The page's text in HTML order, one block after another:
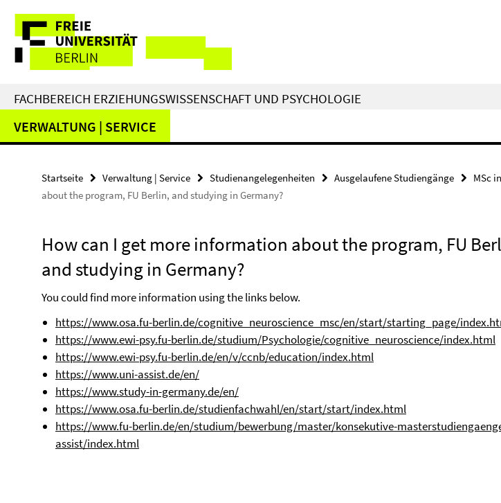
direkt
Inhalt
Service-
Navigation
FACHBEREICH ERZIEHUNGSWISSENSCHAFT UND PSYCHOLOGIE
VERWALTUNG | SERVICE
Startseite Verwaltung | Service Studienangelegenheiten Ausgelaufene Studiengänge MSc
about the program, FU Berlin, and studying in Germany?
How can I get more information about the program, FU
and studying in Germany?
You could find more information using the links below.
https://www.osa.fu-berlin.de/cognitive_neuroscience_msc/en/start/starting_page/
https://www.ewi-psy.fu-berlin.de/studium/Psychologie/cognitive_neuroscience/index.html
https://www.ewi-psy.fu-berlin.de/en/v/ccnb/education/index.html
https://www.uni-assist.de/en/
https://www.study-in-germany.de/en/
https://www.osa.fu-berlin.de/studienfachwahl/en/start/start/index.html
https://www.fu-berlin.de/en/studium/bewerbung/master/konsekutive-
assist/index.html